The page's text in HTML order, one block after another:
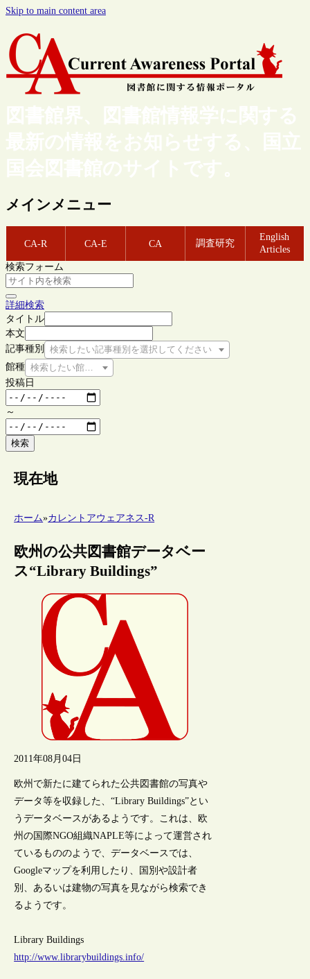
Skip to main content area
図書館界、図書館情報学に関する
最新の情報をお知らせする、国立
国会図書館のサイトです。
メインメニュー
CA-R CA-E CA 調査研究
English
Articles
検索フォーム
詳細検索
タイトル
本文
記事種別
検索したい記事種別を選択してください
館種 検索したい館種を選択してください
投稿日
～
検索
現在地
ホーム»カレントアウェアネス-R
欧州の公共図書館データベー
ス“Library Buildings”
2011年08月04日
欧州で新たに建てられた公共図書館の写真や
データ等を収録した、“Library Buildings”とい
うデータベースがあるようです。これは、欧
州の国際NGO組織NAPLE等によって運営され
ているもののようで、データベースでは、
Googleマップを利用したり、国別や設計者
別、あるいは建物の写真を見ながら検索でき
るようです。
Library Buildings
http://www.librarybuildings.info/